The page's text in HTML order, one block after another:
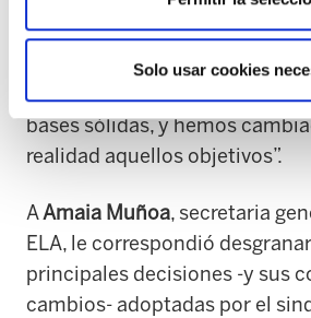
Solo usar cookies
única lucha”. En resumen:
transformado en estos 50
aquellos congresos de 1976
bases sólidas, y hemos
realidad aquellos objetivos”.
AAmaia Muñoa, secretaria
ELA, le correspondió
principales decisiones -y sus
cambios- adoptadas por el